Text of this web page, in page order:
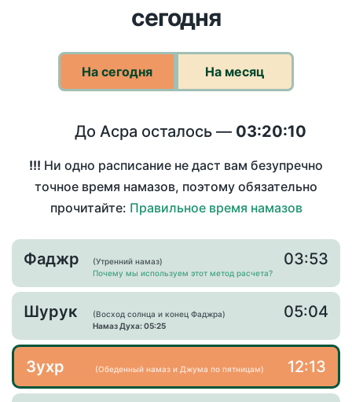
сегодня
На сегодня На месяц
До Асра осталось — 03:20:09
!!! Ни одно расписание не даст вам безупречно
точное время намазов, поэтому обязательно
прочитайте: Правильное время намазов
Фаджр
(Утренний намаз)
Почему мы используем этот метод расчета?
03:53
Шурук
(Восход солнца и конец Фаджра)
Намаз Духа: 05:25
05:04
Зухр (Обеденный намаз и Джума по пятницам) 12:13